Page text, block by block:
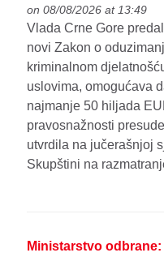
on 08/08/2026 at 13:49
Vlada Crne Gore
novi Zakon o
kriminalnom
uslovima, omogućava
najmanje 50 hiljada
pravosnažnosti
utvrdila na jučerašnjoj
Skupštini na
Ministarstvo